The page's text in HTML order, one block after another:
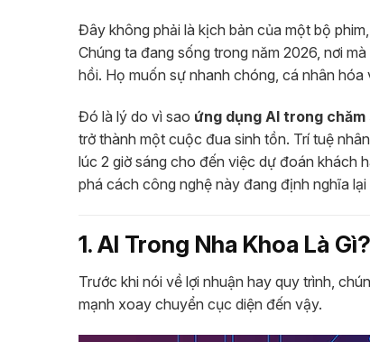
Đây không phải là kịch bản của một bộ
Chúng ta đang sống trong năm 2026, nơi
hồi. Họ muốn sự nhanh chóng, cá nhân
Đó là lý do vì sao ứng dụng AI trong
trở thành một cuộc đua sinh tồn. Trí tuệ
lúc 2 giờ sáng cho đến việc dự đoán khách
phá cách công nghệ này đang định nghĩa
1. AI Trong Nha Khoa Là Gì?
Trước khi nói về lợi nhuận hay quy trình,
mạnh xoay chuyển cục diện đến vậy.